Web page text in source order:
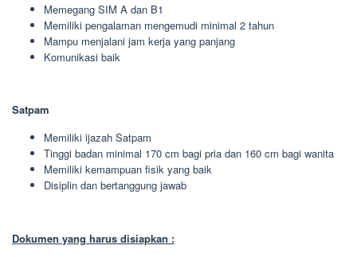
Memegang SIM A dan B1
Memiliki pengalaman mengemudi minimal 2 tahun
Mampu menjalani jam kerja yang panjang
Komunikasi baik
Satpam
Memiliki ijazah Satpam
Tinggi badan minimal 170 cm bagi pria dan 160 cm bagi wanita
Memiliki kemampuan fisik yang baik
Disiplin dan bertanggung jawab
Dokumen yang harus disiapkan :